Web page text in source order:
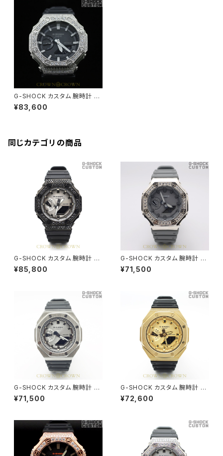
G-SHOCK カスタム 腕時計 カ
シオーク GA-2100-1AJF GA2
100-001
¥83,600
同じカテゴリの商品
G-SHOCK カスタム 腕時計 カ
シオーク GA-2100SB-1A GA2
100-035
¥85,800
G-SHOCK カスタム 腕時計 カ
シオーク GA-2100SB-1A GA2
100-036
¥71,500
G-SHOCK カスタム 腕時計 カ
シオーク GA-2100SB-1A GA2
100-037
¥71,500
G-SHOCK カスタム 腕時計 カ
シオーク GA-2100GB-1A GA
2100-038
¥72,600